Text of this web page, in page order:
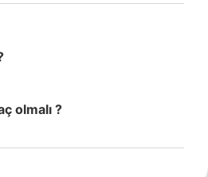
olmalı ?